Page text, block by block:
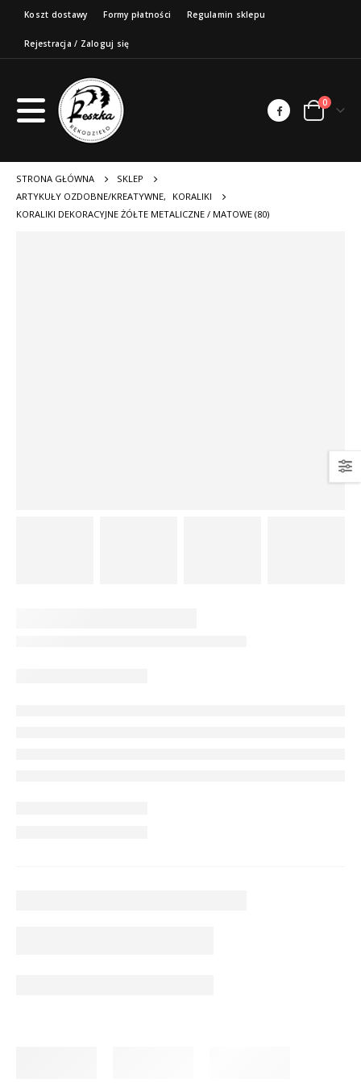
Koszt dostawy Formy płatności Regulamin sklepu
Rejestracja / Zaloguj się
0
STRONA GŁÓWNA
SKLEP
ARTYKUŁY OZDOBNE/KREATYWNE,
KORALIKI
KORALIKI DEKORACYJNE ŻÓŁTE METALICZNE / MATOWE (80)